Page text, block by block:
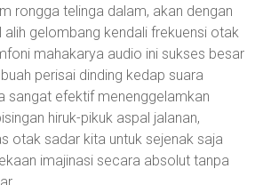
rongga telinga dalam, akan dengan
gelombang kendali frekuensi otak
mahakarya audio ini sukses besar
perisai dinding kedap suara
sangat efektif menenggelamkan
hiruk-pikuk aspal jalanan,
otak sadar kita untuk sejenak saja
imajinasi secara absolut tanpa